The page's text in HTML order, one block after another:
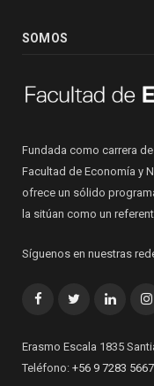
SOMOS
Fundada como carrera
Facultad de Economía y
ofrece un sólido
la sitúan como un
Síguenos en nuestras
FacebookTwitter
Erasmo Escala 1835
Teléfono: +56 9 7283 5667